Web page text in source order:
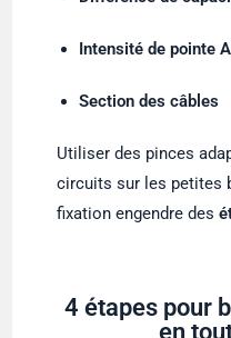
Intensité de pointe A
Section des câbles
Utiliser des pinces
circuits sur les petites
fixation engendre des
4 étapes pour
en